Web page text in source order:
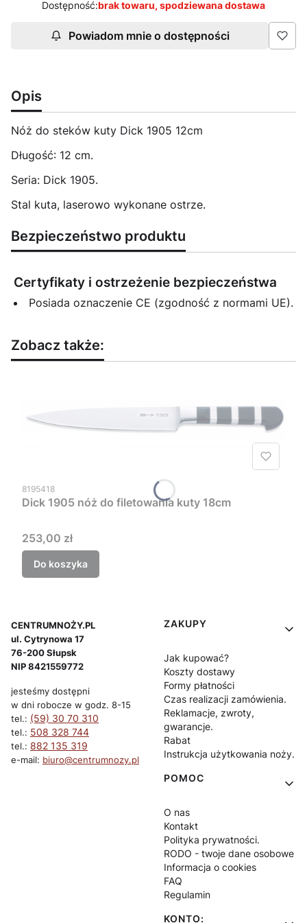
Dostępność:brak towaru, spodziewana dostawa
Powiadom mnie o dostępności
Opis
Nóż do steków kuty Dick 1905 12cm
Długość: 12 cm.
Seria: Dick 1905.
Stal kuta, laserowo wykonane ostrze.
Bezpieczeństwo produktu
Certyfikaty i ostrzeżenie bezpieczeństwa
Posiada oznaczenie CE (zgodność z normami UE).
Zobacz także:
Kod produktu
8195418
Dick 1905 nóż do filetowania kuty 18cm
Cena
253,00 zł
Do koszyka
CENTRUMNOŻY.PL
ul. Cytrynowa 17
76-200 Słupsk
NIP 8421559772
jesteśmy dostępni
w dni robocze w godz. 8-15
tel.: (59) 30 70 310
tel.: 508 328 744
tel.: 882 135 319
e-mail: biuro@centrumnozy.pl
Linki w stopce
ZAKUPY
Jak kupować?
Koszty dostawy
Formy płatności
Czas realizacji zamówienia.
Reklamacje, zwroty,
gwarancje.
Rabat
Instrukcja użytkowania noży.
POMOC
O nas
Kontakt
Polityka prywatności.
RODO - twoje dane osobowe
Informacja o cookies
FAQ
Regulamin
KONTO: